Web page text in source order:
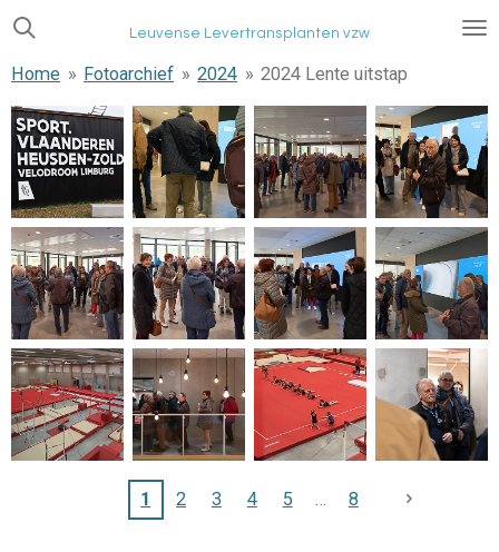
Ga
naar
de
hoofdinhoud
Leuvense Levertransplanten vzw
Home » Fotoarchief » 2024 » 2024 Lente uitstap
1 2 3 4 5 8